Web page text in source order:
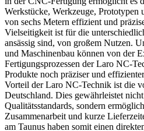
Werkstücke, Werkzeuge, Prototypen
von sechs Metern effizient und
Vielseitigkeit ist für die
ansässig sind, von großem Nutzen.
und Maschinenbau können von der
Fertigungsprozessen der Laro NC-
Produkte noch präziser und
Vorteil der Laro NC-Technik ist die
Deutschland. Dies gewährleistet
Qualitätsstandards, sondern
Zusammenarbeit und kurze
am Taunus haben somit einen